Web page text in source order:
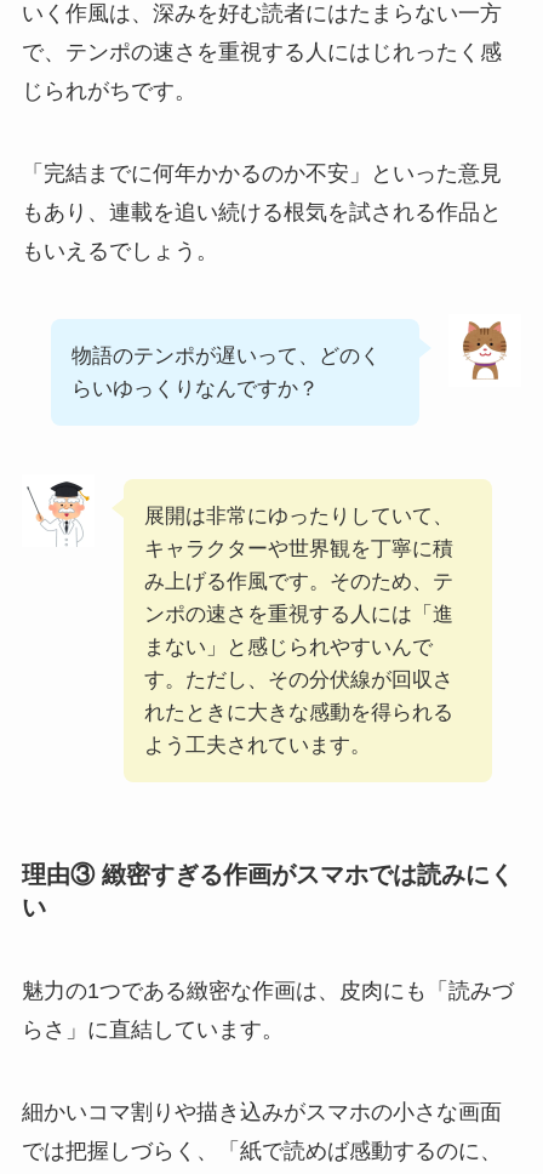
いく作風は、深みを好む読者にはたまらない一方
で、テンポの速さを重視する人にはじれったく感
じられがちです。
「完結までに何年かかるのか不安」といった意見
もあり、連載を追い続ける根気を試される作品と
もいえるでしょう。
物語のテンポが遅いって、どのく
らいゆっくりなんですか？
展開は非常にゆったりしていて、
キャラクターや世界観を丁寧に積
み上げる作風です。そのため、テ
ンポの速さを重視する人には「進
まない」と感じられやすいんで
す。ただし、その分伏線が回収さ
れたときに大きな感動を得られる
よう工夫されています。
理由③ 緻密すぎる作画がスマホでは読みにく
い
魅力の1つである緻密な作画は、皮肉にも「読みづ
らさ」に直結しています。
細かいコマ割りや描き込みがスマホの小さな画面
では把握しづらく、「紙で読めば感動するのに、